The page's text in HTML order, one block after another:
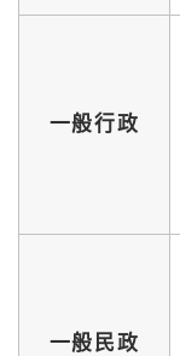
一般行政
一般民政